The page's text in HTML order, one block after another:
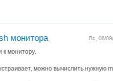
Вс, 08/
монитора
к монитору.
можно вычислить нужную